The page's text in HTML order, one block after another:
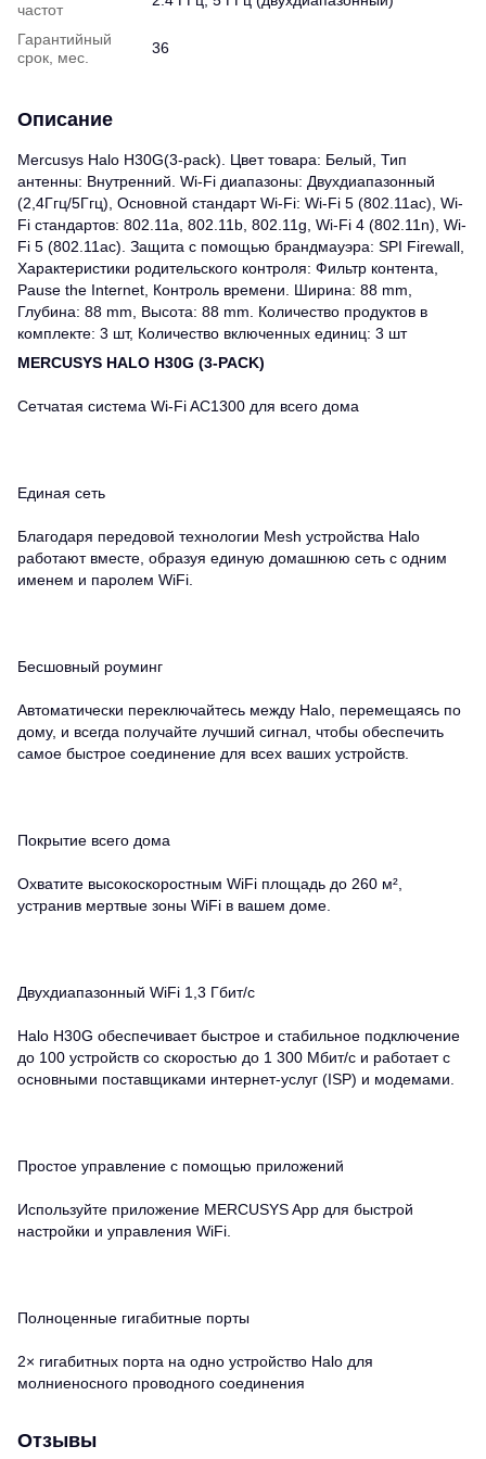
частот
Гарантийный
срок, мес.
36
Описание
Mercusys Halo H30G(3-pack). Цвет товара: Белый, Тип
антенны: Внутренний. Wi-Fi диапазоны: Двухдиапазонный
(2,4Ггц/5Ггц), Основной стандарт Wi-Fi: Wi-Fi 5 (802.11ac), Wi-
Fi стандартов: 802.11a, 802.11b, 802.11g, Wi-Fi 4 (802.11n), Wi-
Fi 5 (802.11ac). Защита с помощью брандмауэра: SPI Firewall,
Характеристики родительского контроля: Фильтр контента,
Pause the Internet, Контроль времени. Ширина: 88 mm,
Глубина: 88 mm, Высота: 88 mm. Количество продуктов в
комплекте: 3 шт, Количество включенных единиц: 3 шт
MERCUSYS HALO H30G (3-PACK)
Сетчатая система Wi-Fi AC1300 для всего дома
Единая сеть
Благодаря передовой технологии Mesh устройства Halo
работают вместе, образуя единую домашнюю сеть с одним
именем и паролем WiFi.
Бесшовный роуминг
Автоматически переключайтесь между Halo, перемещаясь по
дому, и всегда получайте лучший сигнал, чтобы обеспечить
самое быстрое соединение для всех ваших устройств.
Покрытие всего дома
Охватите высокоскоростным WiFi площадь до 260 м²,
устранив мертвые зоны WiFi в вашем доме.
Двухдиапазонный WiFi 1,3 Гбит/с
Halo H30G обеспечивает быстрое и стабильное подключение
до 100 устройств со скоростью до 1 300 Мбит/с и работает с
основными поставщиками интернет-услуг (ISP) и модемами.
Простое управление с помощью приложений
Используйте приложение MERCUSYS App для быстрой
настройки и управления WiFi.
Полноценные гигабитные порты
2× гигабитных порта на одно устройство Halo для
молниеносного проводного соединения
Отзывы